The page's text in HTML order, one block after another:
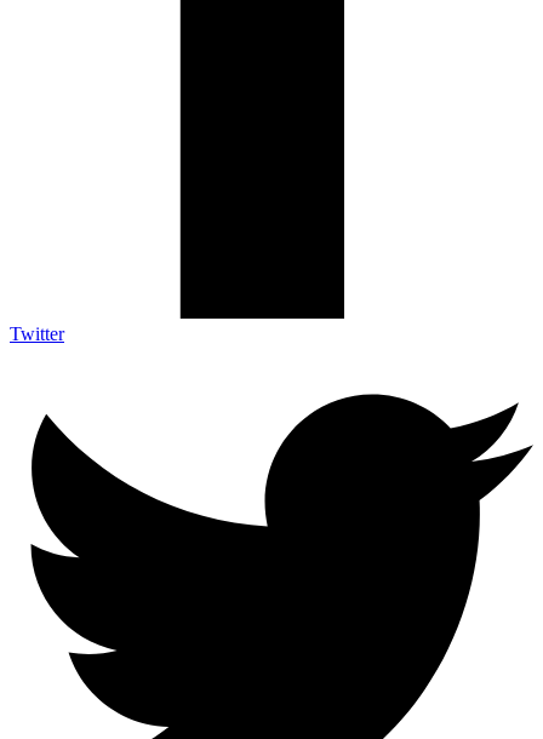
Twitter